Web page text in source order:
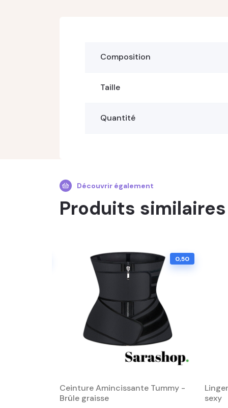
Composition
Taille
Quantité
Découvrir également
Produits similaires
0,50
Ceinture Amincissante Tummy -
Brûle graisse
sexy